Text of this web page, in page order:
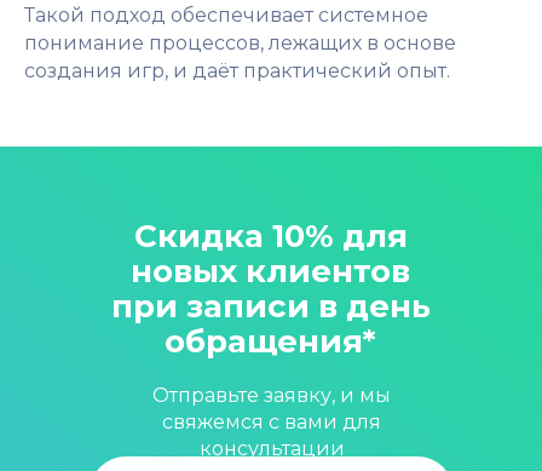
Такой подход обеспечивает системное
понимание процессов, лежащих в основе
создания игр, и даёт практический опыт.
Скидка 10% для
новых клиентов
при записи в день
обращения*
Отправьте заявку, и мы
свяжемся с вами для
консультации